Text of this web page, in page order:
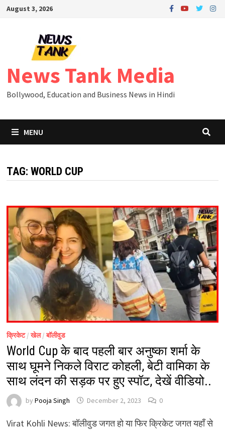
SkipAugust 3, 2026
News Tank Media
Bollywood, Education and Business News in Hindi
MENU
TAG: WORLD CUP
क्रिकेट/खेल/बॉलीवुड
World Cup के बाद पहली बार अनुष्का शर्मा के
साथ घूमने निकले विराट कोहली, बेटी वामिका के
साथ लंदन की सड़क पर हुए स्पॉट, देखें वीडियो..
by Pooja Singh December 2, 2023 0
Virat Kohli News: बॉलीवुड जगत हो या फिर क्रिकेट जगत यहाँ से